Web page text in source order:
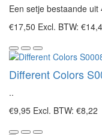
Een setje bestaande uit
€17,50 Excl. BTW:
Different Colors
..
€9,95 Excl. BTW: €8,22